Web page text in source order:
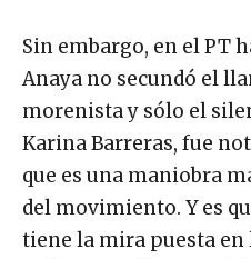
Sin embargo, en el PT
Anaya no secundó el
morenista y sólo el
Karina Barreras, fue
que es una maniobra
del movimiento. Y es
tiene la mira puesta en